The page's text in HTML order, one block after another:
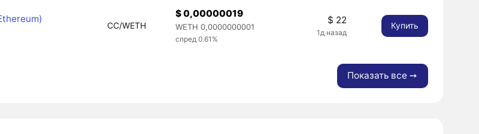
CC/WETH
$ 0,00000019
WETH 0,0000000001
спред 0.61%
$ 22
1д назад
Купить
Показать все ➙